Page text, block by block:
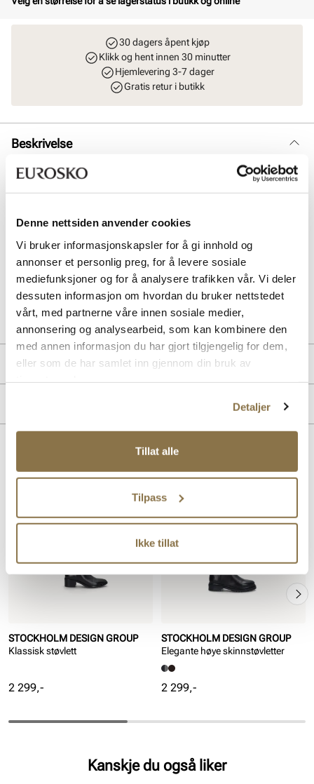
Denne nettsiden anvender cookies
Vi bruker informasjonskapsler for å gi innhold og
annonser et personlig preg, for å levere sosiale
mediefunksjoner og for å analysere trafikken vår. Vi deler
dessuten informasjon om hvordan du bruker nettstedet
vårt, med partnerne våre innen sosiale medier,
annonsering og analysearbeid, som kan kombinere den
med annen informasjon du har gjort tilgjengelig for dem,
eller som de har samlet inn gjennom din bruk av
Detaljer
Tillat alle
Tilpass
Ikke tillat
30 dagers åpent kjøp
Klikk og hent innen 30 minutter
Hjemlevering 3-7 dager
Gratis retur i butikk
Beskrivelse
Klassisk og elegant høyskaftet støvlett i skinn, med praktisk elastikk
langs leggen som gjør at den tilpasser seg og sitter komfortabelt
gir ekstra komfort. Et tidløst valg som kombinerer stil og
funksjonalitet, perfekt for både hverdagsbruk og spesielle
anledninger. Skafthøyden måler 44 cm, og skaftvidden er 10.5 cm.
Målene er tatt i størrelse 37.
Art. nr51167008
Lev. art. nr26H1172
Produktdetaljer
Lignende produkter
STOCKHOLM DESIGN GROUP
Klassisk støvlett
Pris
2 299,-
STOCKHOLM DESIGN GROUP
Elegante høye skinnstøvletter
Pris
2 299,-
Kanskje du også liker